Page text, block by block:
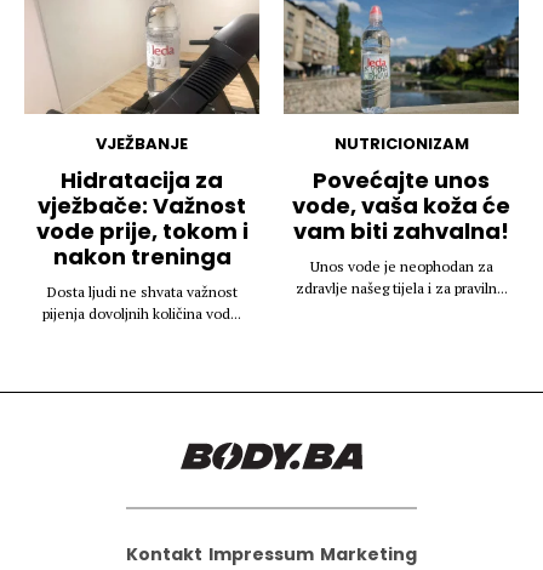
VJEŽBANJE
Hidratacija za
vježbače: Važnost
vode prije, tokom i
nakon treninga
Dosta ljudi ne shvata važnost
pijenja dovoljnih količina vod...
NUTRICIONIZAM
Povećajte unos
vode, vaša koža će
vam biti zahvalna!
Unos vode je neophodan za
zdravlje našeg tijela i za praviln...
Kontakt Impressum Marketing